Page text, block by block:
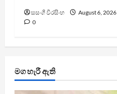
සසංගි වීරසිංහ
August 6, 2026
0
මග හැරී ඇති